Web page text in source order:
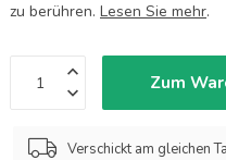
zu berühren. Lesen Sie mehr.
Zum
Verschickt am gleichen